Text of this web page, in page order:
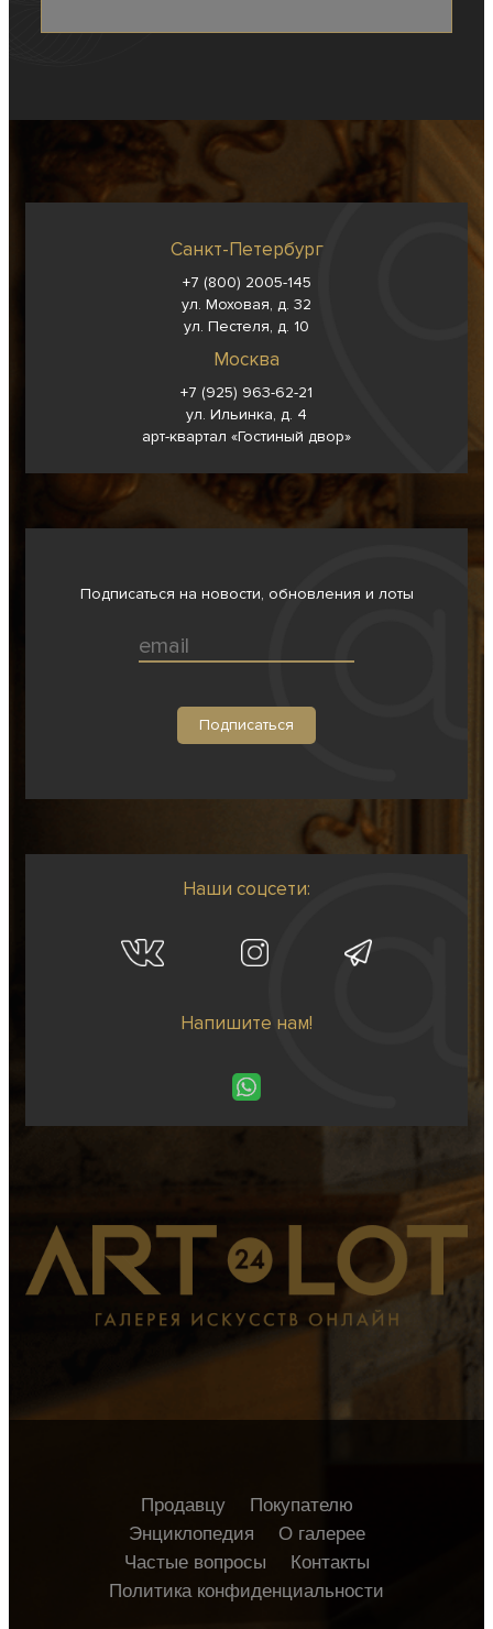
Санкт-Петербург
+7 (800) 2005-145
ул. Моховая, д. 32
ул. Пестеля, д. 10
Москва
+7 (925) 963-62-21
ул. Ильинка, д. 4
арт-квартал «Гостиный двор»
Подписаться на новости, обновления и лоты
Наши соцсети:
Напишите нам!
Продавцу
Покупателю
Энциклопедия
О галерее
Частые вопросы
Контакты
Политика конфиденциальности